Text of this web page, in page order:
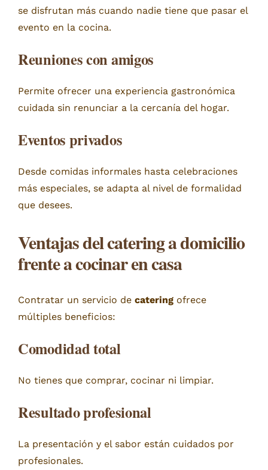
se disfrutan más cuando nadie tiene que pasar el
evento en la cocina.
Reuniones con amigos
Permite ofrecer una experiencia gastronómica
cuidada sin renunciar a la cercanía del hogar.
Eventos privados
Desde comidas informales hasta celebraciones
más especiales, se adapta al nivel de formalidad
que desees.
Ventajas del catering a domicilio
frente a cocinar en casa
Contratar un servicio de catering ofrece
múltiples beneficios:
Comodidad total
No tienes que comprar, cocinar ni limpiar.
Resultado profesional
La presentación y el sabor están cuidados por
profesionales.